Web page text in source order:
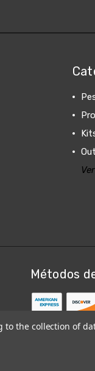
Métodos
to the collection of